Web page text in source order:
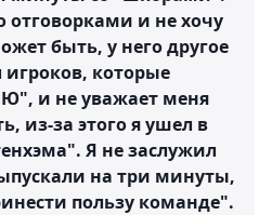
отговорками и не хочу
быть, у него другое
которые
и не уважает меня
из-за этого я ушел в
Я не заслужил
на три минуты,
пользу команде".